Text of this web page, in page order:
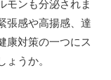
モンも分泌されま
張感や高揚感、達
康対策の一つにス
うか。